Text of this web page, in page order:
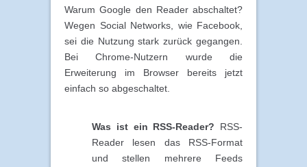
Warum Google den Reader abschaltet?
Wegen Social Networks, wie Facebook,
sei die Nutzung stark zurück gegangen.
Bei Chrome-Nutzern wurde die
Erweiterung im Browser bereits jetzt
einfach so abgeschaltet.
Was ist ein RSS-Reader? RSS-
Reader lesen das RSS-Format
und stellen mehrere Feeds